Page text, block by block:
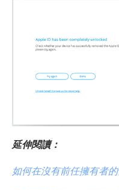
延伸閱讀：
如何在沒有前任擁有者